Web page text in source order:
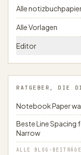
Alle
Alle Vorlagen
Editor
RATGEBER, DIE
Notebook Paper
Beste Line Spacing
Narrow
ALLE BLOG-BEITRÄGE